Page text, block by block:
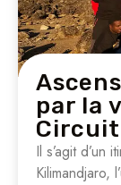
par la
Il s’agit d’un
Kilimandjaro,